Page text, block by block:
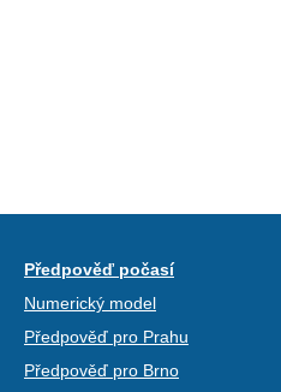
Předpověď počasí
Numerický model
Předpověď pro Prahu
Předpověď pro Brno